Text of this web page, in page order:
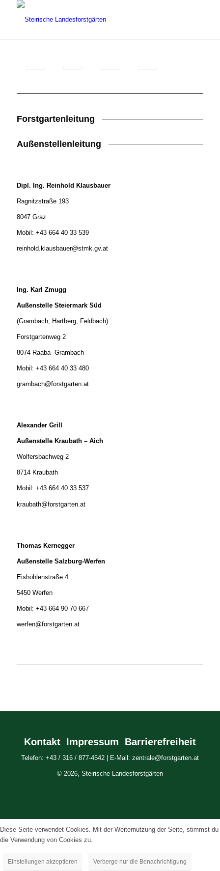
Forstgartenleitung
Außenstellenleitung
Dipl. Ing. Reinhold Klausbauer
Ragnitzstraße 193
8047 Graz
Mobil: +43 664 40 33 539
reinhold.klausbauer@stmk.gv.at
Ing. Karl Zmugg
Außenstelle Steiermark Süd
(Grambach, Hartberg, Feldbach)
Forstgartenweg 2
8074 Raaba- Grambach
Mobil: +43 664 40 33 480
grambach@forstgarten.at
Alexander Grill
Außenstelle Kraubath – Aich
Wolfersbachweg 2
8714 Kraubath
Mobil: +43 664 40 33 537
kraubath@forstgarten.at
Thomas Kernegger
Außenstelle Salzburg-Werfen
Eishöhlenstraße 4
5450 Werfen
Mobil: +43 664 90 70 667
werfen@forstgarten.at
Kontakt Impressum Barrierefreiheit
Telefon: +43 / 316 / 877-4542 | E-Mail: zentrale@forstgarten.at
© 2026, Steirische Landesforstgärten
Diese Seite verwendet Cookies. Mit der Weiternutzung der Seite, stimmst du
die Verwendung von Cookies zu.
Einstellungen akzeptieren Verberge nur die Benachrichtigung